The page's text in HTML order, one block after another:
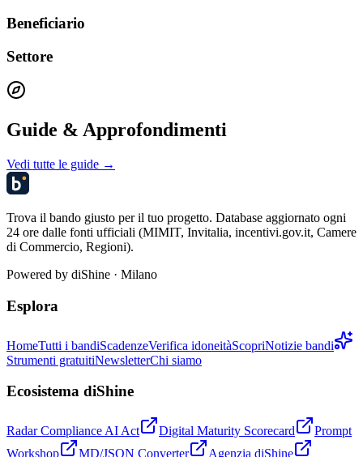
Beneficiario
Settore
Guide & Approfondimenti
Vedi tutte le guide →
Trova il bando giusto per il tuo progetto. Database aggiornato ogni
24 ore dalle fonti ufficiali (MIMIT, Invitalia, incentivi.gov.it, Camere
di Commercio, Regioni).
Powered by diShine · Milano
Esplora
HomeTutti i bandiScadenzeVerifica idoneitàScopriNotizie bandi
Strumenti gratuitiNewsletterChi siamo
Ecosistema diShine
Radar Compliance AI Act Digital Maturity Scorecard
Prompt
Workshop
MD/JSON Converter Agenzia diShine